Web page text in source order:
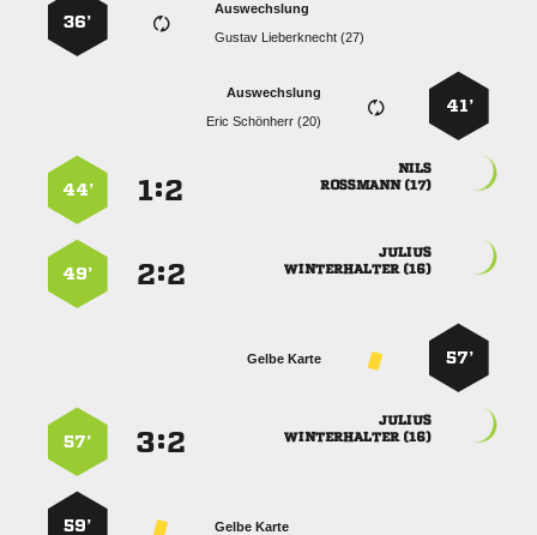
Auswechslung
  
36’
41’
Auswechslung
  

 
:
44’

 
:
49’
57’
Gelbe Karte

 
:
57’
Gelbe Karte
59’